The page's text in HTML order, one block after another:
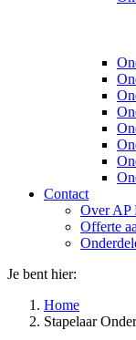
Contact
Over AP
Offerte
Je bent hier:
Home
Stapelaar